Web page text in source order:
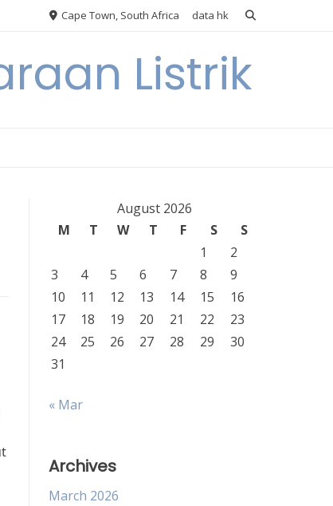
Cape Town, South Africa data hk
Listrik
August 2026
M
T W T F S
S
1
2
3
4 5 6 7 8
9
10
11 12 13 14 15
16
17
18 19 20 21 22
23
24
25 26 27 28 29
30
31
« Mar
Archives
March 2026